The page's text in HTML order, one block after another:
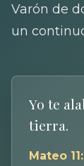
Varón de
un
Yo te
tierra.
Mateo